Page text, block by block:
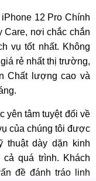
12 Pro Chính
Care, nơi chắc chắn
vụ tốt nhất. Không
rẻ nhất thị trường,
Chất lượng cao và
yên tâm tuyệt đối về
của chúng tôi được
thuật dày dặn kinh
quá trình. Khách
đề đánh tráo linh